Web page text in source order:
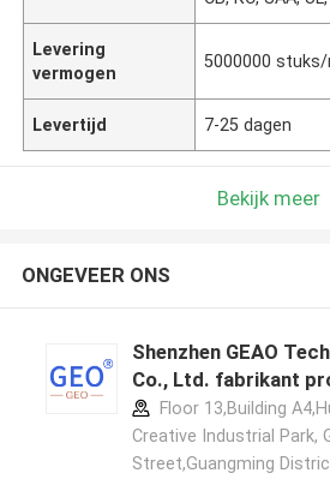
Levering
vermogen
5000000 stuks/
Levertijd 7-25 dagen
Bekijk meer
ONGEVEER ONS
Shenzhen GEAO
Co., Ltd. fabrikant
Floor 13,Building
Creative Industrial Park,
Street,Guangming